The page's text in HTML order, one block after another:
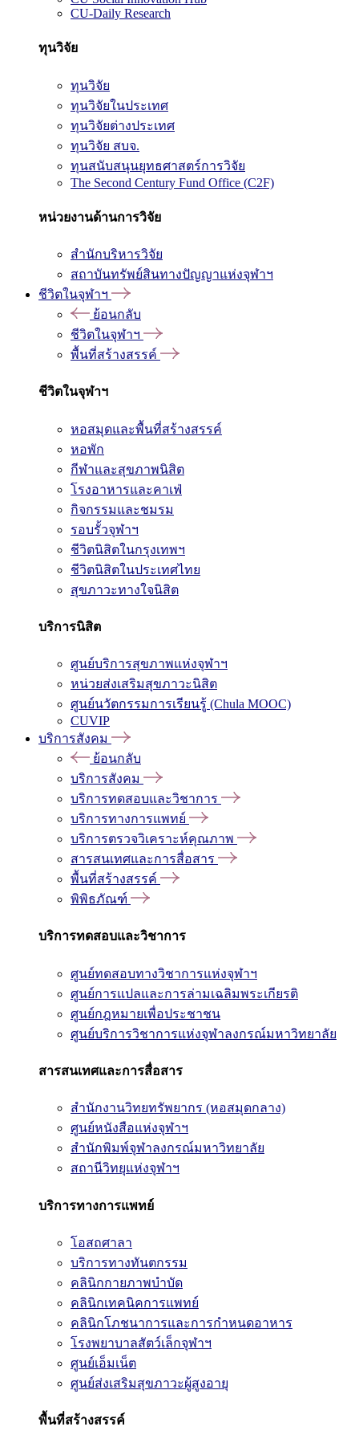
CU-Daily Research
ทุนวิจัย
ทุนวิจัย
ทุนวิจัยในประเทศ
ทุนวิจัยต่างประเทศ
ทุนวิจัย สบจ.
ทุนสนับสนุนยุทธศาสตร์การวิจัย
The Second Century Fund Office (C2F)
หน่วยงานด้านการวิจัย
สำนักบริหารวิจัย
สถาบันทรัพย์สินทางปัญญาแห่งจุฬาฯ
ชีวิตในจุฬาฯ
ย้อนกลับ
ชีวิตในจุฬาฯ
พื้นที่สร้างสรรค์
ชีวิตในจุฬาฯ
หอสมุดและพื้นที่สร้างสรรค์
หอพัก
กีฬาและสุขภาพนิสิต
โรงอาหารและคาเฟ่
กิจกรรมและชมรม
รอบรั้วจุฬาฯ
ชีวิตนิสิตในกรุงเทพฯ
ชีวิตนิสิตในประเทศไทย
สุขภาวะทางใจนิสิต
บริการนิสิต
ศูนย์บริการสุขภาพแห่งจุฬาฯ
หน่วยส่งเสริมสุขภาวะนิสิต
ศูนย์นวัตกรรมการเรียนรู้ (Chula MOOC)
CUVIP
บริการสังคม
ย้อนกลับ
บริการสังคม
บริการทดสอบและวิชาการ
บริการทางการแพทย์
บริการตรวจวิเคราะห์คุณภาพ
สารสนเทศและการสื่อสาร
พื้นที่สร้างสรรค์
พิพิธภัณฑ์
บริการทดสอบและวิชาการ
ศูนย์ทดสอบทางวิชาการแห่งจุฬาฯ
ศูนย์การแปลและการล่ามเฉลิมพระเกียรติ
ศูนย์กฎหมายเพื่อประชาชน
ศูนย์บริการวิชาการแห่งจุฬาลงกรณ์มหาวิทยาลัย
สารสนเทศและการสื่อสาร
สำนักงานวิทยทรัพยากร (หอสมุดกลาง)
ศูนย์หนังสือแห่งจุฬาฯ
สำนักพิมพ์จุฬาลงกรณ์มหาวิทยาลัย
สถานีวิทยุแห่งจุฬาฯ
บริการทางการแพทย์
โอสถศาลา
บริการทางทันตกรรม
คลินิกกายภาพบำบัด
คลินิกเทคนิคการแพทย์
คลินิกโภชนาการและการกำหนดอาหาร
โรงพยาบาลสัตว์เล็กจุฬาฯ
ศูนย์เอ็มเน็ต
ศูนย์ส่งเสริมสุขภาวะผู้สูงอายุ
พื้นที่สร้างสรรค์